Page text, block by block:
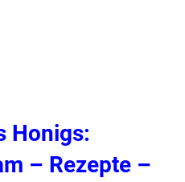
Honigs:
– Rezepte –